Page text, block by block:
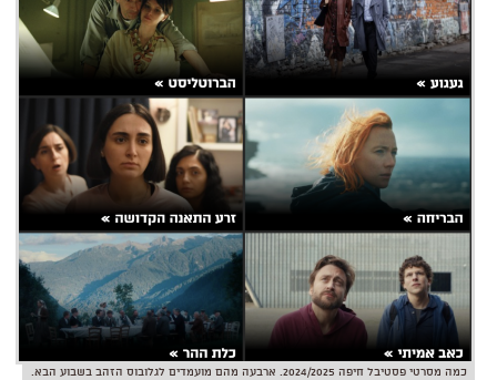
כמה מסרטי פסטיבל חיפה 2024/2025. ארבעה מהם מועמדים לגלובוס הזהב בשבוע הבא.